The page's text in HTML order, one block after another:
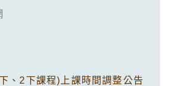
、2下課程)上課時間調整公告